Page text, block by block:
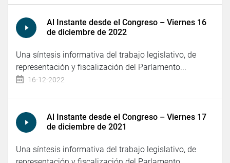
Al Instante desde el Congreso – Viernes 16
de diciembre de 2022
Una síntesis informativa del trabajo legislativo, de
representación y fiscalización del Parlamento...
16-12-2022
Al Instante desde el Congreso – Viernes 17
de diciembre de 2021
Una síntesis informativa del trabajo legislativo, de